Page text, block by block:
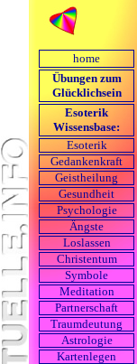
home
Übungen zum
Glücklichsein
Esoterik
Wissensbase:
Esoterik
Gedankenkraft
Geistheilung
Gesundheit
Psychologie
Ängste
Loslassen
Christentum
Symbole
Meditation
Partnerschaft
Traumdeutung
Astrologie
Kartenlegen